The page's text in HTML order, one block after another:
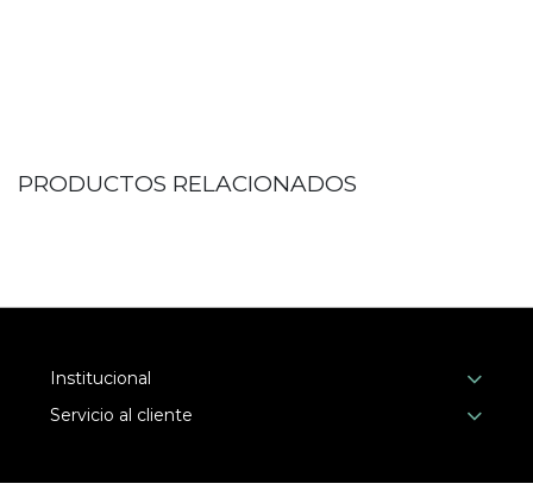
PRODUCTOS RELACIONADOS
Institucional
Servicio al cliente